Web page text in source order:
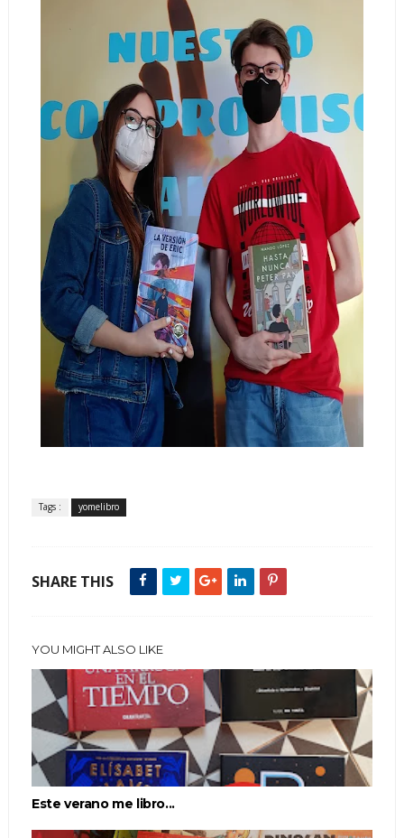
Tags : yomelibro
SHARE THIS
YOU MIGHT ALSO LIKE
Este verano me libro...